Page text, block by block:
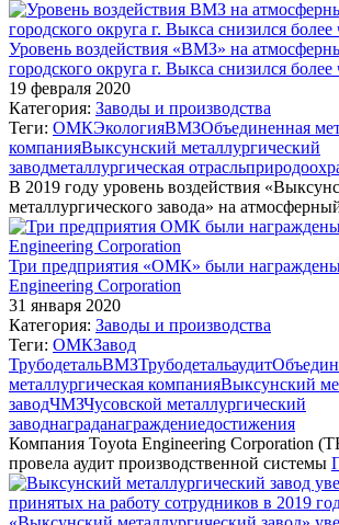
Уровень воздействия «ВМЗ» на
городского округа г. Выкса снизился
19 февраля 2020
Категория: Заводы и производства
Теги: ОМКЭкологияВМЗОбъединенная
компанияВыксунский металлургический
заводметаллургическая отрасль
В 2019 году уровень воздействия
металлургического завода» на
Три предприятия «ОМК» были
Engineering Corporation
31 января 2020
Категория: Заводы и производства
Теги: ОМКЗавод
ТрубодетальВМЗТрубодетальаудит
металлургическая компанияВыксунский
заводЧМЗЧусовской металлургический
заводнаграданаграждениедостижения
Компания Toyota Engineering Corporation
провела аудит производственной системы